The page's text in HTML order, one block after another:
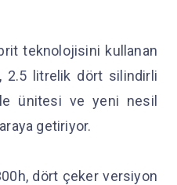
teknolojisini kullanan
2.5 litrelik dört silindirli
ünitesi ve yeni nesil
getiriyor.
dört çeker versiyon